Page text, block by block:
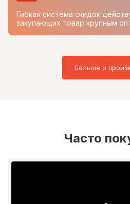
Гибкая система скидок
закупающих товар крупным
Больше о
Часто